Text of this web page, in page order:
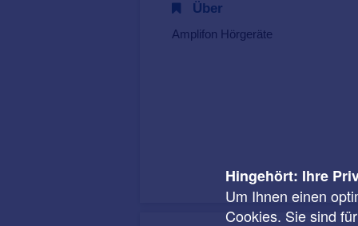
Über
Amplifon Hörgeräte
Hingehört: Ihre
Um Ihnen einen
Cookies. Sie sind